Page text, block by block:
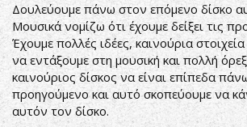
Δουλεύουμε πάνω στον επόμενο δίσκο
Μουσικά νομίζω ότι έχουμε δείξει τις
Έχουμε πολλές ιδέες, καινούρια
να εντάξουμε στη μουσική και πολλή
καινούριος δίσκος να είναι επίπεδα
προηγούμενο και αυτό σκοπεύουμε να
αυτόν τον δίσκο.